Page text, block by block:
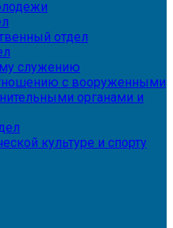
отдел
служению
с вооруженными
органами и
культуре и спорту